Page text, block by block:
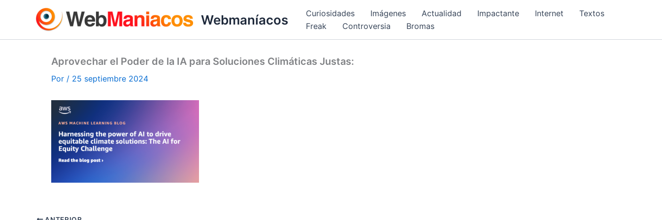
Webmaníacos Curiosidades Imágenes Actualidad Impactante Internet
Textos
Freak
Controversia Bromas
Aprovechar el Poder de la IA para Soluciones Climáticas Justas:
Por / 25 septiembre 2024